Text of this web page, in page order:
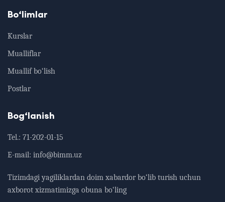
Bo‘limlar
Kurslar
Mualliflar
Muallif bo‘lish
Postlar
Bog‘lanish
Tel.: 71-202-01-15
E-mail: info@bimm.uz
Tizimdagi yagiliklardan doim xabardor bo‘lib turish uchun
axborot xizmatimizga obuna bo‘ling